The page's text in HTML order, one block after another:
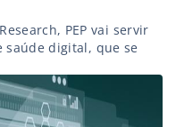
PEP vai servir
digital, que se